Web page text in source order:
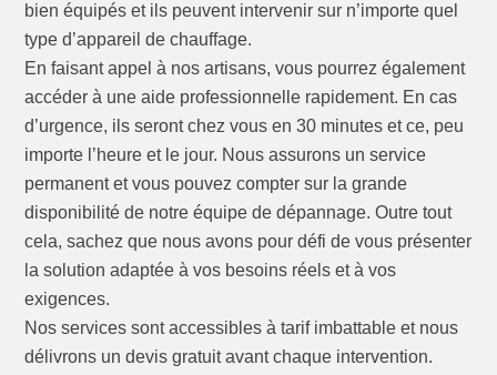
bien équipés et ils peuvent intervenir sur n’importe quel
type d’appareil de chauffage.
En faisant appel à nos artisans, vous pourrez également
accéder à une aide professionnelle rapidement. En cas
d’urgence, ils seront chez vous en 30 minutes et ce, peu
importe l’heure et le jour. Nous assurons un service
permanent et vous pouvez compter sur la grande
disponibilité de notre équipe de dépannage. Outre tout
cela, sachez que nous avons pour défi de vous présenter
la solution adaptée à vos besoins réels et à vos
exigences.
Nos services sont accessibles à tarif imbattable et nous
délivrons un devis gratuit avant chaque intervention.